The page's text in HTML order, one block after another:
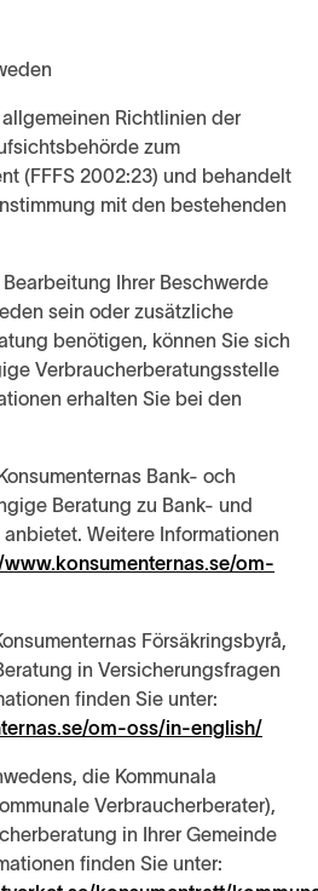
Richtlinien der
zum
(FFFS 2002:23) und behandelt
mit den bestehenden
Ihrer Beschwerde
sein oder zusätzliche
benötigen, können Sie sich
Verbraucherberatungsstelle
erhalten Sie bei den
Bank- och
Beratung zu Bank- und
Weitere Informationen
www.konsumenternas.se/om-
Försäkringsbyrå,
in Versicherungsfragen
finden Sie unter:
om-oss/in-english/
die Kommunala
Verbraucherberater),
in Ihrer Gemeinde
finden Sie unter: